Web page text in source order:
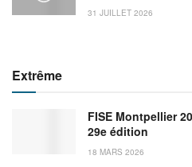
31 JUILLET 2026
Extrême
FISE Montpellier
29e édition
18 MARS 2026